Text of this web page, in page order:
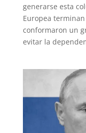
generarse esta
Europea
conformaron un
evitar la